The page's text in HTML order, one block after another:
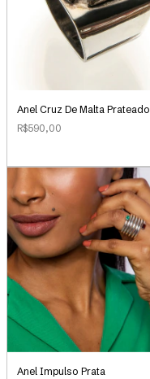
Anel Cruz De Malta Prateado
R$590,00
Anel Impulso Prata